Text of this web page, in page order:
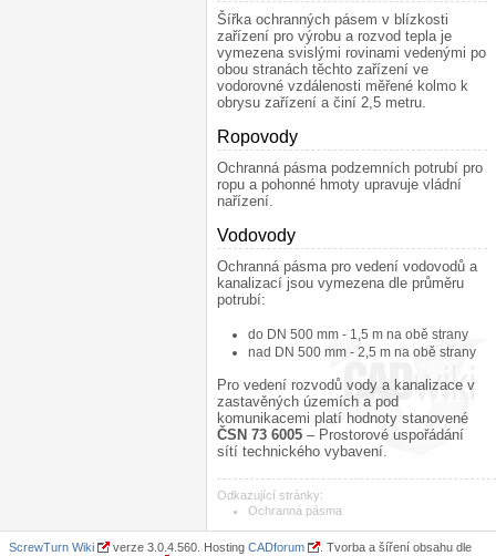
Šířka ochranných pásem v blízkosti
zařízení pro výrobu a rozvod tepla je
vymezena svislými rovinami vedenými po
obou stranách těchto zařízení ve
vodorovné vzdálenosti měřené kolmo k
obrysu zařízení a činí 2,5 metru.
Ropovody
Ochranná pásma podzemních potrubí pro
ropu a pohonné hmoty upravuje vládní
nařízení.
Vodovody
Ochranná pásma pro vedení vodovodů a
kanalizací jsou vymezena dle průměru
potrubí:
do DN 500 mm - 1,5 m na obě strany
nad DN 500 mm - 2,5 m na obě strany
Pro vedení rozvodů vody a kanalizace v
zastavěných územích a pod
komunikacemi platí hodnoty stanovené
ČSN 73 6005 – Prostorové uspořádání
sítí technického vybavení.
Odkazující stránky:
Ochranná pásma
ScrewTurn Wiki verze 3.0.4.560. Hosting CADforum
. Tvorba a šíření obsahu dle